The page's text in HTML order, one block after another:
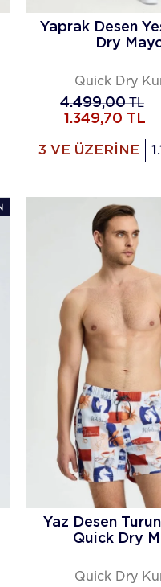
Yaprak Desen
Dry
Quick Dry
4.499,00TL
1.349,70 TL
3 VE ÜZERİNE
Yaz Desen
Quick Dry
Quick Dry